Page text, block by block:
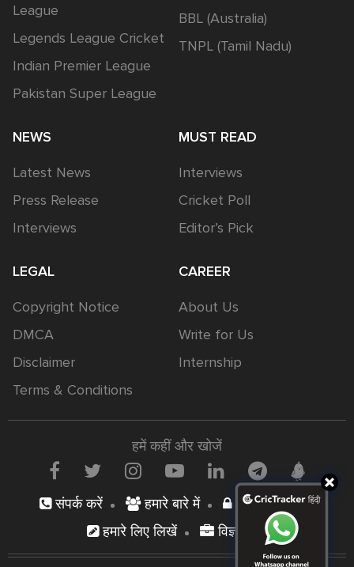
League
Legends League Cricket
Indian Premier League
Pakistan Super League
BBL (Australia)
TNPL (Tamil Nadu)
NEWS
Latest News
Press Release
Interviews
MUST READ
Interviews
Cricket Poll
Editor’s Pick
LEGAL
Copyright Notice
DMCA
Disclaimer
Terms & Conditions
CAREER
About Us
Write for Us
Internship
हमें कहीं और खोजें
संपर्क करें हमारे बारे में
निजता नीति
हमारे लिए लिखें
विज्ञापन दें